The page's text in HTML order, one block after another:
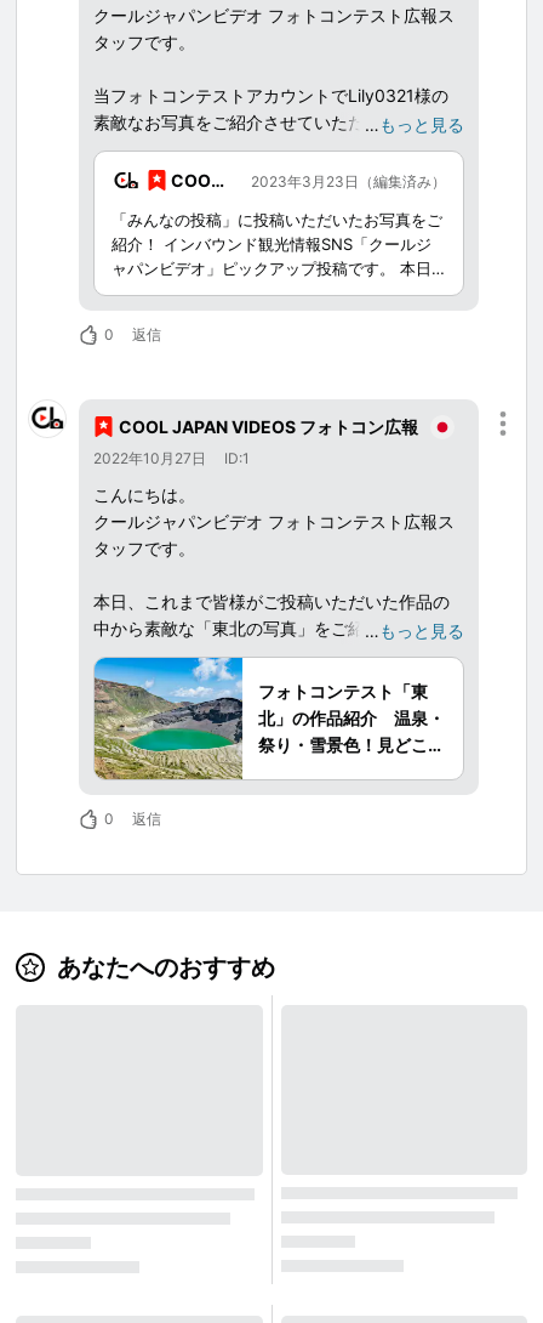
クールジャパンビデオ フォトコンテスト広報ス
タッフです。
当フォトコンテストアカウントでLily0321様の
素敵なお写真をご紹介させていただきましたの
で、ご報告させていただきます。
引き続き、COOL JAPAN VIDEOSをよろしくお
…もっと見る
COOL
VIDEOS フ
ォトコン広
2023年3月23日（編集済み）
「みんなの投稿」に投稿いただいたお写真をご
紹介！ インバウンド観光情報SNS「クールジ
ャパンビデオ」ピックアップ投稿です。 本日
は「Lily0321」さんの投稿をご紹介します。 自
然溢れる桜のトンネルと鉄道の景色が印象的な
一枚ですね。 青森県五所川原市金木町にある
走ることでも有名な公園。 また、｢日本のさく
ら名所100選｣に選ばれている桜の名所。 桜の
季節には地域の人々や観光客で賑わいます。
芦野公園の桜は、例年4月下旬～5月上旬に見頃
を迎え、同時期には「金木桜まつり」が開催。
園内に咲く約1500本の桜と松のコントラスト
が見どころの一つ。 芦野公園駅の線路を覆う
ロス号」の光景は撮影スポットとしても人気で
す。 2022年は午後6:00からライトアップも実
施していました。 （2023年の実施は未定。 公
式ホームページをご確認ください。 ） 旧芦野
公園駅の駅舎を利用した赤い屋根の喫茶店「駅
舎」は必見。 建物は登録有形文化財にも指定
されており、レトロな雰囲気たっぷりのカフ
ェ。 店内には昔の電話機や昔の切符売り場が
ニューからご当地メニューが充実しており、名
金木地区には昔から馬肉を食べる文化があった
自然の景観も楽しめます。 ◆芦野公園◆ 【住
所】〒037-0202 青森県五所川原市金木町芦野
0 返信
COOL JAPAN VIDEOS フォトコン広報
2022年10月27日 ID:1
こんにちは。
クールジャパンビデオ フォトコンテスト広報ス
タッフです。
本日、これまで皆様がご投稿いただいた作品の
中から素敵な「東北の写真」をご紹介する記事
を公開致しましたので、こちらに記事の情報を
共有させていただきます。
現在含め「COOL JAPAN VIDEOS フォトコンテ
スト」は2ヶ月に1度テーマや企画を変えて常時
大賞、佳作に選ばれた方には賞金として、賞
募可能です。
引き続き、たくさんのご応募をお待ちしており
…もっと見る
フォトコンテスト「東
北」の作品紹介 温泉・
祭り・雪景色！見どころ
伝わる写真10選！
0 返信
あなたへのおすすめ